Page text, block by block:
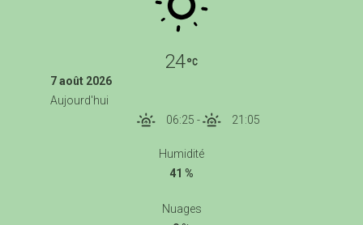
24
7 août 2026
Aujourd'hui
06:25 - 21:05
Humidité
41 %
Nuages